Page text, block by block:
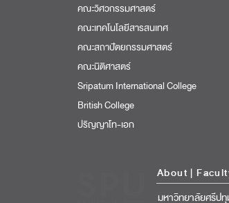
คณะวิศวกรรมศาสตร์
คณะเทคโนโลยีสารสนเทศ
คณะสถาปัตยกรรมศาสตร์
คณะนิติศาสตร์
Sripatum International College
British College
ปริญญาโท-เอก
About|
มหาวิทยาลัยศรีป